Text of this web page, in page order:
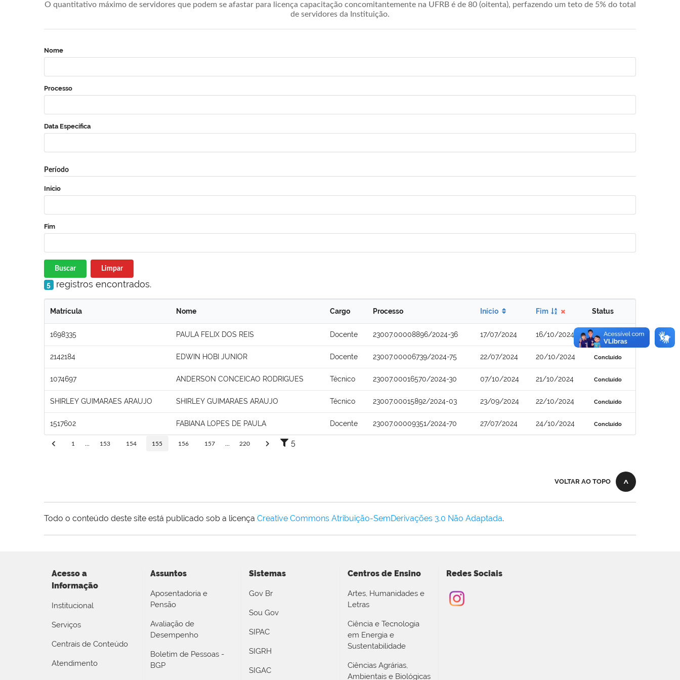
O quantitativo máximo de servidores que podem se afastar para licença capacitação concomitantemente na UFRB é de 80 (oitenta), perfazendo um teto de 5% do total
de servidores da Instituição.
Nome
Processo
Data Específica
Período
Início
Fim
Buscar Limpar
5 registros encontrados.
Matrícula Nome Cargo Processo Início Fim Status
1698335 PAULA FELIX DOS REIS Docente 23007.00008896/2024-36 17/07/2024 16/10/2024 Concluído
2142184 EDWIN HOBI JUNIOR Docente 23007.00006739/2024-75 22/07/2024 20/10/2024 Concluído
1074697 ANDERSON CONCEICAO RODRIGUES Técnico 23007.00016570/2024-30 07/10/2024 21/10/2024 Concluído
SHIRLEY GUIMARAES ARAUJO SHIRLEY GUIMARAES ARAUJO Técnico 23007.00015892/2024-03 23/09/2024 22/10/2024 Concluído
1517602 FABIANA LOPES DE PAULA Docente 23007.00009351/2024-70 27/07/2024 24/10/2024 Concluído
1 153 154 155 156 157 220 5
VOLTAR AO TOPO
Todo o conteúdo deste site está publicado sob a licença Creative Commons Atribuição-SemDerivações 3.0 Não Adaptada.
Acesso a
Informação
Institucional
Serviços
Centrais de Conteúdo
Atendimento
Assuntos
Aposentadoria e
Pensão
Avaliação de
Desempenho
Boletim de Pessoas -
BGP
Sistemas
Gov Br
Sou Gov
SIPAC
SIGRH
SIGAC
Centros de Ensino
Artes, Humanidades e
Letras
Ciência e Tecnologia
em Energia e
Sustentabilidade
Ciências Agrárias,
Ambientais e Biológicas
Redes Sociais